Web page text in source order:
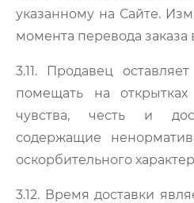
указанному на Сайте.
момента перевода заказа
3.11. Продавец
помещать на
чувства, честь и
содержащие
оскорбительного
3.12. Время доставки